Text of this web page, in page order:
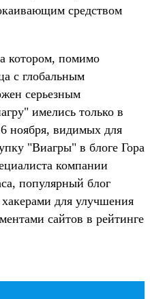
средством
котором, помимо
с глобальным
серьезным
имелись только в
ноября, видимых для
"Виагры" в блоге Гора
компании
популярный блог
хакерами для улучшения
сайтов в рейтинге